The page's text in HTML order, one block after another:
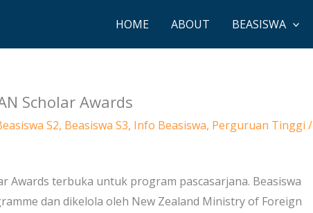
HOME ABOUT BEASISWA
Scholar Awards
S2, Beasiswa S3, Info Beasiswa, Perguruan Tinggi /
Awards terbuka untuk program pascasarjana. Beasiswa
dan dikelola oleh New Zealand Ministry of Foreign